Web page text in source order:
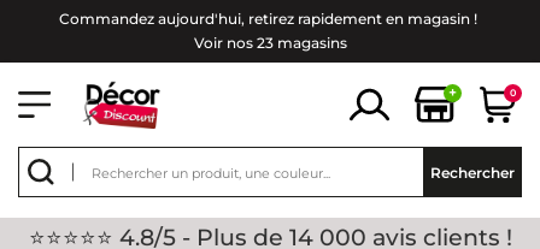
Commandez aujourd'hui, retirez rapidement en magasin !
Voir nos 23 magasins
+ 0
Rechercher
⭐⭐⭐⭐⭐ 4.8/5 - Plus de 14 000 avis clients !